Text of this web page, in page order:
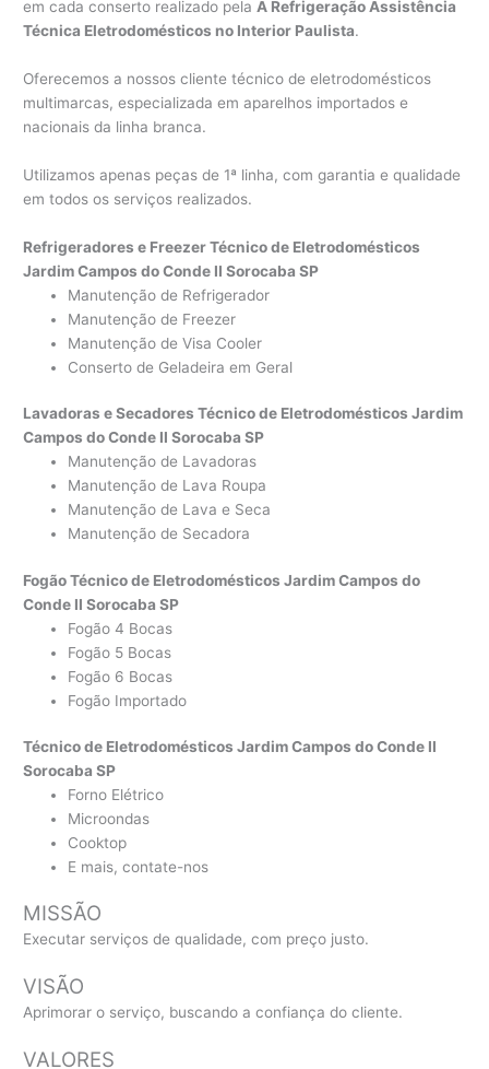
em cada conserto realizado pela A Refrigeração Assistência
Técnica Eletrodomésticos no Interior Paulista.
Oferecemos a nossos cliente técnico de eletrodomésticos
multimarcas, especializada em aparelhos importados e
nacionais da linha branca.
Utilizamos apenas peças de 1ª linha, com garantia e qualidade
em todos os serviços realizados.
Refrigeradores e Freezer Técnico de Eletrodomésticos
Jardim Campos do Conde II Sorocaba SP
Manutenção de Refrigerador
Manutenção de Freezer
Manutenção de Visa Cooler
Conserto de Geladeira em Geral
Lavadoras e Secadores Técnico de Eletrodomésticos Jardim
Campos do Conde II Sorocaba SP
Manutenção de Lavadoras
Manutenção de Lava Roupa
Manutenção de Lava e Seca
Manutenção de Secadora
Fogão Técnico de Eletrodomésticos Jardim Campos do
Conde II Sorocaba SP
Fogão 4 Bocas
Fogão 5 Bocas
Fogão 6 Bocas
Fogão Importado
Técnico de Eletrodomésticos Jardim Campos do Conde II
Sorocaba SP
Forno Elétrico
Microondas
Cooktop
E mais, contate-nos
MISSÃO
Executar serviços de qualidade, com preço justo.
VISÃO
Aprimorar o serviço, buscando a confiança do cliente.
VALORES